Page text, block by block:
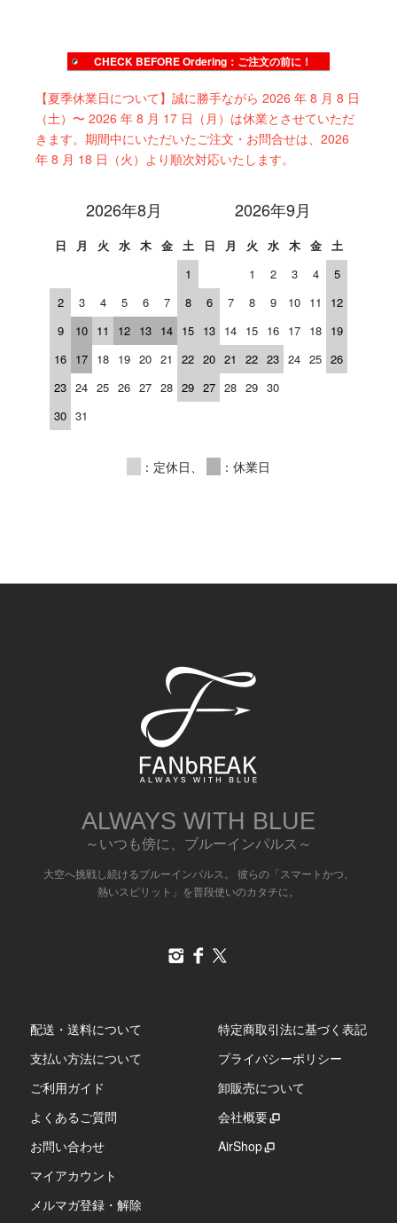
CHECK BEFORE Ordering：ご注文の前に！
【夏季休業日について】誠に勝手ながら 2026 年 8 月 8 日
（土）〜 2026 年 8 月 17 日（月）は休業とさせていただ
きます。期間中にいただいたご注文・お問合せは、2026
年 8 月 18 日（火）より順次対応いたします。
2026年8月
日 月 火 水 木 金
土
1
2
3 4 5 6 7
8
9
10 11 12 13 14 15
16 17 18 19 20 21
22
23 24 25 26 27 28 29
30 31
2026年9月
日 月 火 水 木 金
土
1
2 3 4
5
6
7 8 9 10 11
12
13 14 15 16 17 18 19
20 21 22 23 24 25 26
27 28 29 30
：定休日、 ：休業日
ALWAYS WITH BLUE
～いつも傍に、ブルーインパルス～
大空へ挑戦し続けるブルーインパルス。 彼らの「スマートかつ、
熱いスピリット」を普段使いのカタチに。
配送・送料について
支払い方法について
ご利用ガイド
よくあるご質問
お問い合わせ
マイアカウント
メルマガ登録・解除
特定商取引法に基づく表記
プライバシーポリシー
卸販売について
会社概要
AirShop